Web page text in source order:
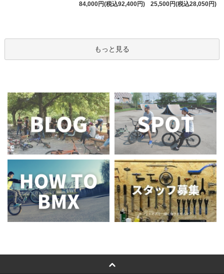
84,000円(税込92,400円)
25,500円(税込28,050円)
もっと見る